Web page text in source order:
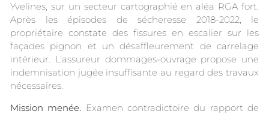
Yvelines, sur un secteur cartographié en aléa RGA fort.
Après les épisodes de sécheresse 2018-2022, le
propriétaire constate des fissures en escalier sur les
façades pignon et un désaffleurement de carrelage
intérieur. L’assureur dommages-ouvrage propose une
indemnisation jugée insuffisante au regard des travaux
nécessaires.
Mission menée. Examen contradictoire du rapport de